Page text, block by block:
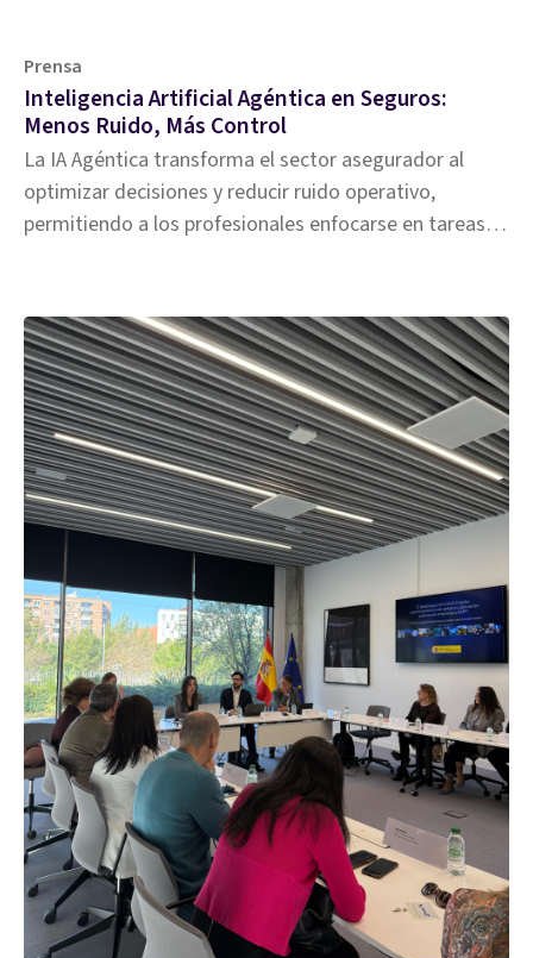
Prensa
Inteligencia Artificial Agéntica en Seguros:
Menos Ruido, Más Control
La IA Agéntica transforma el sector asegurador al
optimizar decisiones y reducir ruido operativo,
permitiendo a los profesionales enfocarse en tareas